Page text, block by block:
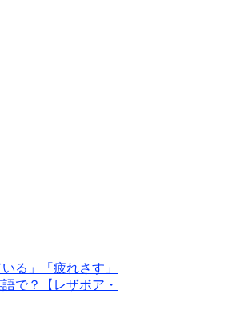
る」「疲れさす」
で？【レザボア・